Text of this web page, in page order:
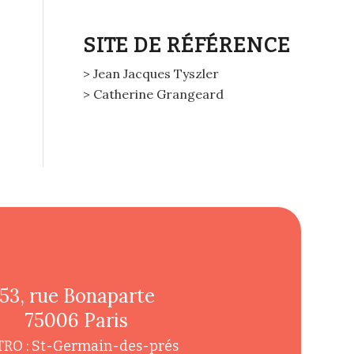
SITE DE RÉFÉRENCE
> Jean Jacques Tyszler
> Catherine Grangeard
53, rue Bonaparte
75006 Paris
: St-Germain-des-prés